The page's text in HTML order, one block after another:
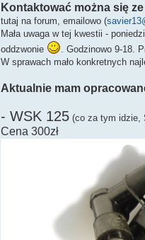
Kontaktować można się ze
tutaj na forum, emailowo (
Mała uwaga w tej kwestii -
oddzwonie
. Godzinowo 9-18.
W sprawach mało konkretnych
Aktualnie mam
- WSK 125 (co za tym idzie,
Cena 300zł